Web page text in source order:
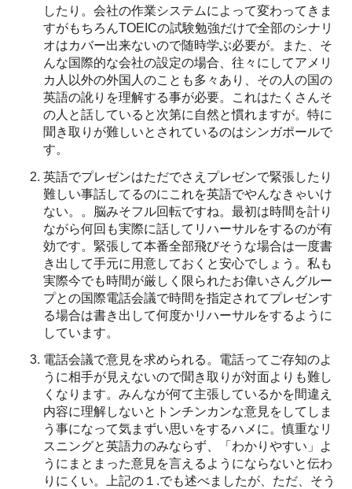
したり。会社の作業システムによって変わってきま
すがもちろんTOEICの試験勉強だけで全部のシナリ
オはカバー出来ないので随時学ぶ必要が。また、そ
んな国際的な会社の設定の場合、往々にしてアメリ
カ人以外の外国人のことも多々あり、その人の国の
英語の訛りを理解する事が必要。これはたくさんそ
の人と話していると次第に自然と慣れますが。特に
聞き取りが難しいとされているのはシンガポールで
す。
英語でプレゼンはただでさえプレゼンで緊張したり
難しい事話してるのにこれを英語でやんなきゃいけ
ない。。脳みそフル回転ですね。最初は時間を計り
ながら何回も実際に話してリハーサルをするのが有
効です。緊張して本番全部飛びそうな場合は一度書
き出して手元に用意しておくと安心でしょう。私も
実際今でも時間が厳しく限られたお偉いさんグルー
プとの国際電話会議で時間を指定されてプレゼンす
る場合は書き出して何度かリハーサルをするように
しています。
電話会議で意見を求められる。電話ってご存知のよ
うに相手が見えないので聞き取りが対面よりも難し
くなります。みんなが何て主張しているかを間違え
内容に理解しないとトンチンカンな意見をしてしま
う事になって気まずい思いをするハメに。慎重なリ
スニングと英語力のみならず、「わかりやすい」よ
うにまとまった意見を言えるようにならないと伝わ
りにくい。上記の１.でも述べましたが、ただ、そう